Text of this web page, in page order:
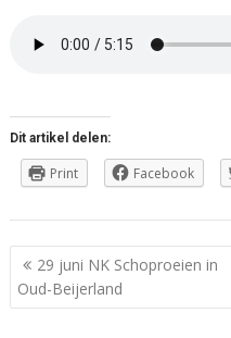
Dit artikel delen:
Print Facebook
Berichtnavigatie
29 juni NK Schoproeien in
Oud-Beijerland